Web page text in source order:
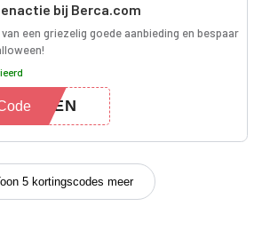
bij Berca.com
een griezelig goede aanbieding en bespaar
WEEN
5 kortingscodes meer